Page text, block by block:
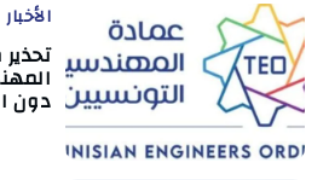
الأخبار
دون